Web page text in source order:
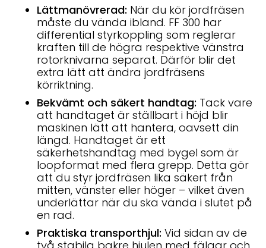
Lättmanövrerad: När du kör jordfräsen
måste du vända ibland. FF 300 har
differential styrkoppling som reglerar
kraften till de högra respektive vänstra
rotorknivarna separat. Därför blir det
extra lätt att ändra jordfräsens
körriktning.
Bekvämt och säkert handtag: Tack vare
att handtaget är ställbart i höjd blir
maskinen lätt att hantera, oavsett din
längd. Handtaget är ett
säkerhetshandtag med bygel som är
loopformat med flera grepp. Detta gör
att du styr jordfräsen lika säkert från
mitten, vänster eller höger – vilket även
underlättar när du ska vända i slutet på
en rad.
Praktiska transporthjul: Vid sidan av de